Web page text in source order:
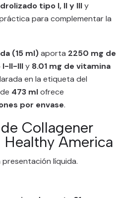
tipo I, II y IIIy
para complementar la
(15 ml)aporta 2250 mg de
I-II-IIIy 8.01 mg de vitamina
en la etiqueta del
473 mlofrece
por envase.
Collagener
America
líquida.